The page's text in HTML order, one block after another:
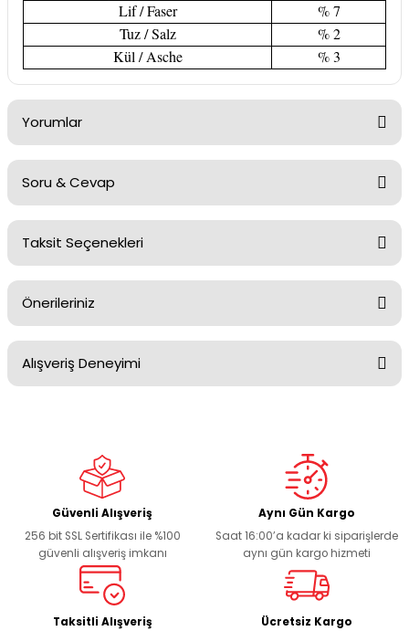
Lif / Faser
% 7
Tuz / Salz
% 2
Kül / Asche
% 3
Yorumlar
Yorum Yaz
Soru & Cevap
Soru Sor
Taksit Seçenekleri
Önerileriniz
Bu ürünün fiyat bilgisi, resim, ürün açıklamalarında ve diğer
konularda yetersiz gördüğünüz noktaları öneri formunu
Ürün resmi kalitesiz, bozuk veya görüntülenemiyor.
Ürün açıklamasında eksik bilgiler bulunuyor.
Ürün bilgilerinde hatalar bulunuyor.
Ürün fiyatı diğer sitelerden daha pahalı.
Bu ürüne benzer farklı alternatifler olmalı.
Alışveriş Deneyimi
Güvenli Alışveriş
256 bit SSL Sertifikası ile %100
güvenli alışveriş imkanı
Aynı Gün Kargo
Saat 16:00’a kadar ki siparişlerde
aynı gün kargo hizmeti
Taksitli Alışveriş
Ücretsiz Kargo